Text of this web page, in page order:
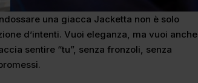
una giacca Jacketta non è solo
d’intenti. Vuoi eleganza, ma vuoi anche
sentire “tu”, senza fronzoli, senza